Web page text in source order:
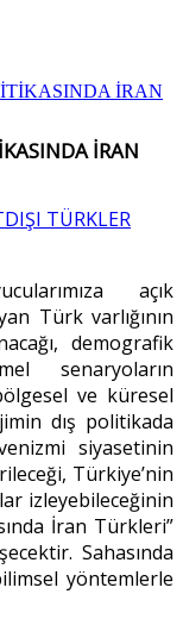
İRAN
TÜRKLER
açık
Türk varlığının
demografik
senaryoların
ve küresel
dış politikada
siyasetinin
Türkiye’nin
izleyebileceğinin
İran Türkleri”
Sahasında
yöntemlerle